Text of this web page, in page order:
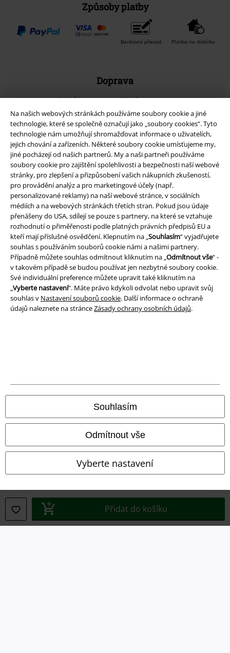
Na našich webových stránkách používáme soubory cookie a jiné
technologie, které se společně označují jako „soubory cookies“. Tyto
technologie nám umožňují shromažďovat informace o uživatelích,
jejich chování a zařízeních. Některé soubory cookie umísťujeme my,
jiné pocházejí od našich partnerů. My a naši partneři používáme
soubory cookie pro zajištění spolehlivosti a bezpečnosti naší webové
stránky, pro zlepšení a přizpůsobení vašich nákupních zkušeností,
pro provádění analýz a pro marketingové účely (např.
personalizované reklamy) na naší webové stránce, v sociálních
médiích a na webových stránkách třetích stran. Pokud jsou údaje
přenášeny do USA, sdílejí se pouze s partnery, na které se vztahuje
rozhodnutí o přiměřenosti podle platných právních předpisů EU a
kteří mají příslušné osvědčení. Klepnutím na „Souhlasím“ vyjadřujete
souhlas s používáním souborů cookie námi a našimi partnery.
Případně můžete souhlas odmítnout kliknutím na „Odmítnout vše“ -
v takovém případě se budou používat jen nezbytné soubory cookie.
Své individuální preference můžete upravit také kliknutím na
„Vyberte nastavení“. Máte právo kdykoli odvolat nebo upravit svůj
souhlas v Nastavení souborů cookie. Další informace o ochraně
údajů naleznete na stránceZásady ochrany osobních údajů.
Souhlasím
Odmítnout vše
Vyberte nastavení
Přidat do košíku
Způsoby platby
Bankovní převod Platba na dobírku
Doprava
Balíkovna Balík Do ruky
EMP aplikaci
Stáhněte si novou EMP aplikaci zdarma a využijte všechny nové
funkce a výhody!
A Warner Music Group Company
Prohlášení o shodě
Informace o přístupnosti